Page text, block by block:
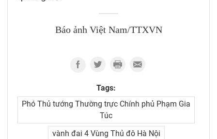
Báo ảnh Việt Nam/TTXVN
Tags:
Phó Thủ tướng Thường trực Chính phủ Phạm Gia
Túc
vành đai 4 Vùng Thủ đô Hà Nội